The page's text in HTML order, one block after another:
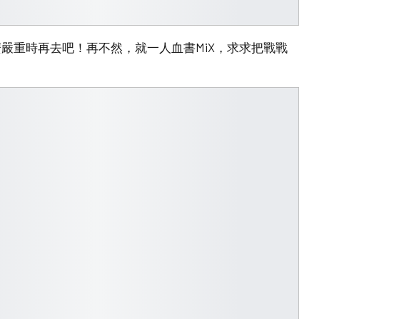
重時再去吧！再不然，就一人血書MiX，求求把戰戰